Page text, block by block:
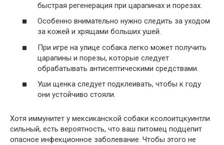
быстрая регенерация при царапинах и порезах.
Особенно внимательно нужно следить за уходом
за кожей и хрящами больших ушей.
При игре на улице собака легко может получить
царапины и порезы, которые следует
обрабатывать антисептическими средствами.
Уши щенка следует подклеивать, чтобы к году
они устойчиво стояли.
Хотя иммунитет у мексиканской собаки ксолоитцкуинтли
сильный, есть вероятность, что ваш питомец подцепит
опасное инфекционное заболевание. Чтобы этого не